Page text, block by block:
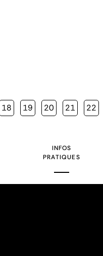
Page
18 Page
19 Page
20 Page
21 Page
22
INFOS
PRATIQUES